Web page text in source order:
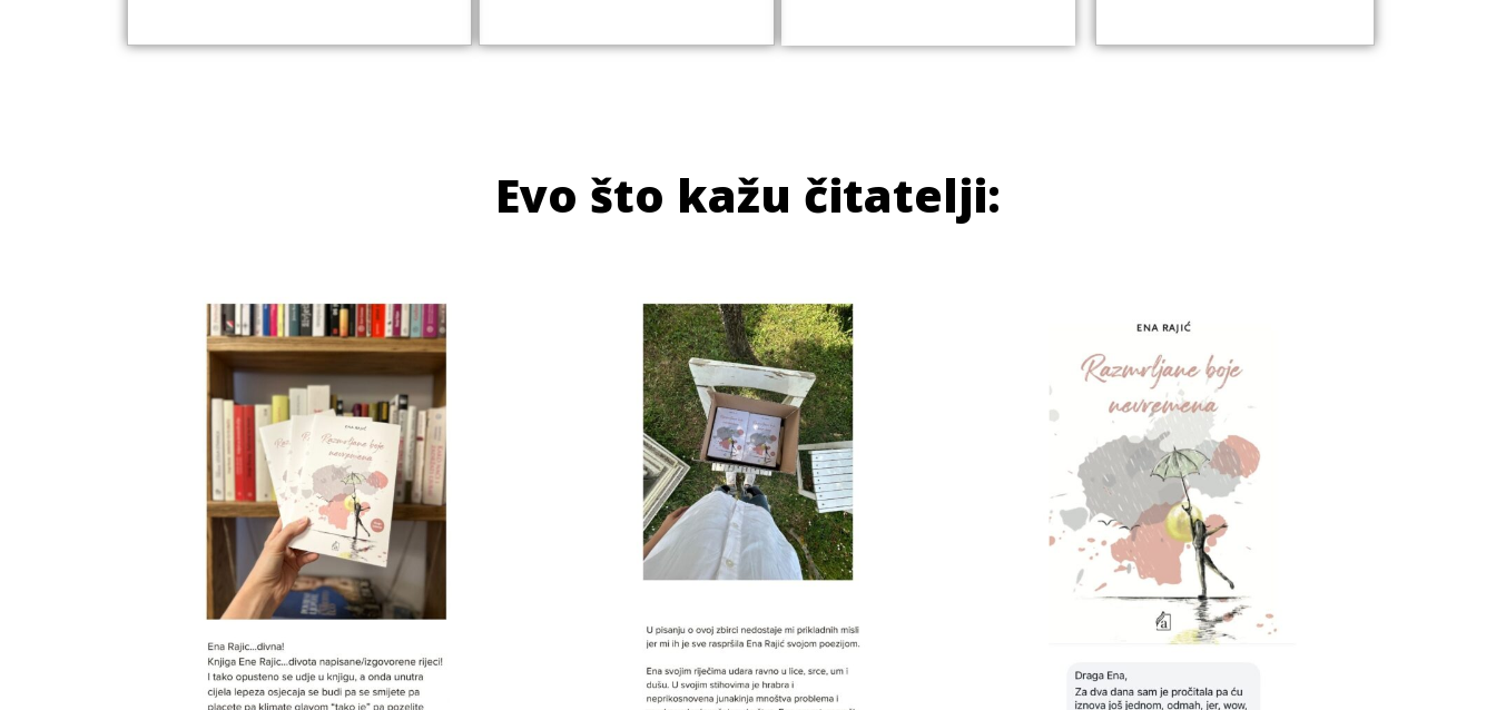
Evo što kažu čitatelji: